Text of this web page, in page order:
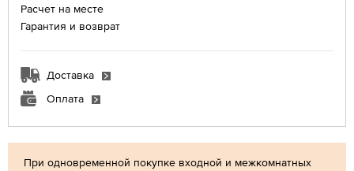
При одновременной покупке входной и межкомнатных
Расчет на месте
Гарантия и возврат
Доставка
Оплата